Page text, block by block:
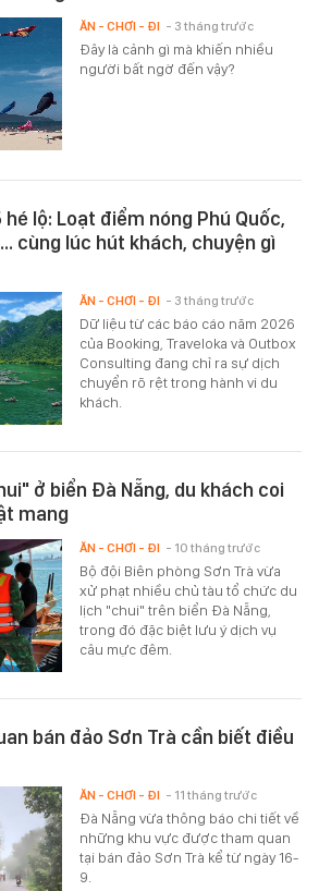
Đây là cảnh gì mà khiến nhiều
người bất ngờ đến vậy?
ĂN - CHƠI - ĐI - 3 tháng trước
lộ: Loạt điểm nóng Phú Quốc,
cùng lúc hút khách, chuyện gì
Dữ liệu từ các báo cáo năm 2026
của Booking, Traveloka và Outbox
Consulting đang chỉ ra sự dịch
chuyển rõ rệt trong hành vi du
khách.
ĂN - CHƠI - ĐI - 3 tháng trước
ở biển Đà Nẵng, du khách coi
mang
Bộ đội Biên phòng Sơn Trà vừa
xử phạt nhiều chủ tàu tổ chức du
lịch "chui" trên biển Đà Nẵng,
trong đó đặc biệt lưu ý dịch vụ
câu mực đêm.
ĂN - CHƠI - ĐI - 10 tháng trước
bán đảo Sơn Trà cần biết điều
Đà Nẵng vừa thông báo chi tiết về
những khu vực được tham quan
tại bán đảo Sơn Trà kể từ ngày 16-
9.
ĂN - CHƠI - ĐI - 11 tháng trước